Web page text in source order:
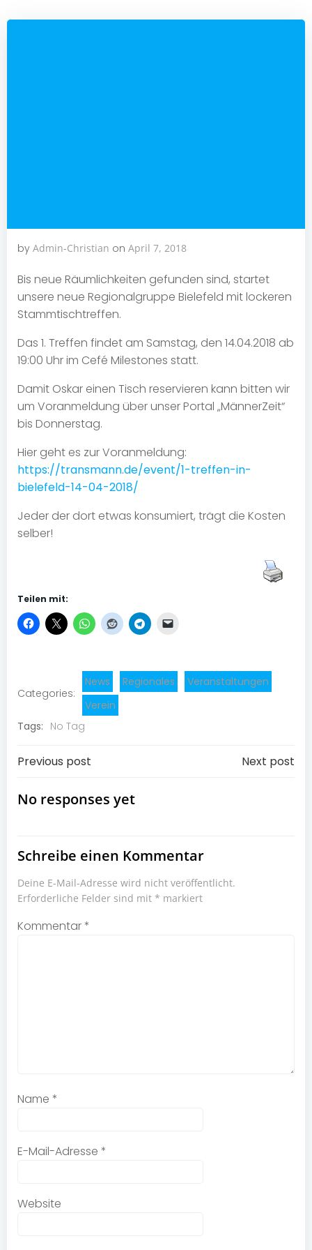
by Admin-Christian on April 7, 2018
Bis neue Räumlichkeiten gefunden sind, startet
unsere neue Regionalgruppe Bielefeld mit lockeren
Stammtischtreffen.
Das 1. Treffen findet am Samstag, den 14.04.2018 ab
19:00 Uhr im Cefé Milestones statt.
Damit Oskar einen Tisch reservieren kann bitten wir
um Voranmeldung über unser Portal „MännerZeit“
bis Donnerstag.
Hier geht es zur Voranmeldung:
https://transmann.de/event/1-treffen-in-
bielefeld-14-04-2018/
Jeder der dort etwas konsumiert, trägt die Kosten
selber!
Teilen mit:
Categories:
News Regionales
Veranstaltungen
Verein
Tags: No Tag
Post
navigation
Previous post Next post
No responses yet
Schreibe einen Kommentar
Deine E-Mail-Adresse wird nicht veröffentlicht.
Erforderliche Felder sind mit * markiert
Kommentar*
Name *
E-Mail-Adresse *
Website